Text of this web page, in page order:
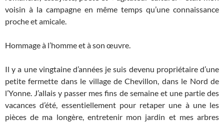
voisin à la campagne en même temps qu’une connaissance
proche et amicale.
Hommage à l’homme et à son œuvre.
Il y a une vingtaine d’années je suis devenu propriétaire d’une
petite fermette dans le village de Chevillon, dans le Nord de
l’Yonne. J’allais y passer mes fins de semaine et une partie des
vacances d’été, essentiellement pour retaper une à une les
pièces de ma longère, entretenir mon jardin et mes arbres